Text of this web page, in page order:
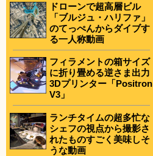
ドローンで超高層ビル
「ブルジュ・ハリファ」
のてっぺんからダイブす
る一人称動画
フィラメントの箱サイズ
に折り畳める逆さま出力
3Dプリンター「Positron
V3」
ランチタイムの超多忙な
シェフの視点から撮影さ
れたものすごく美味しそ
うな動画